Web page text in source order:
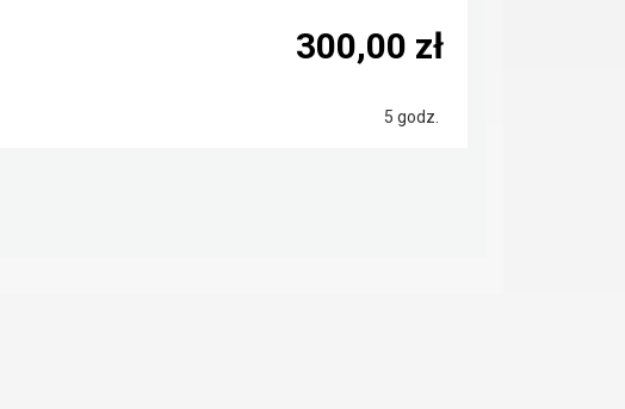
5 godz.
300,00 zł